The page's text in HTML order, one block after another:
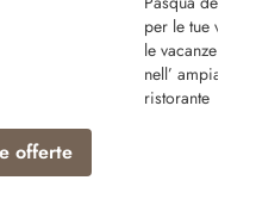
offerte